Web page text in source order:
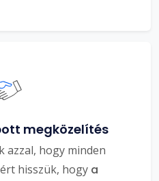
megközelítés
azzal, hogy minden
hisszük, hogy a